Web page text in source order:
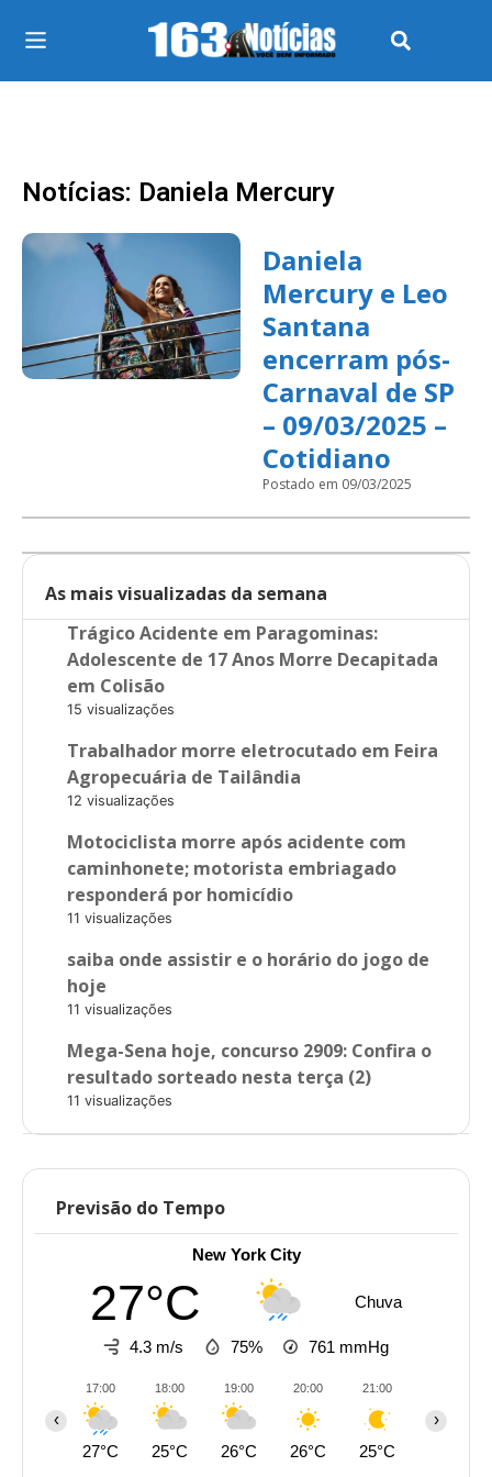
Notícias: Daniela Mercury
Daniela
Mercury e Leo
Santana
encerram pós-
Carnaval de SP
– 09/03/2025 –
Cotidiano
Postado em 09/03/2025
As mais visualizadas da semana
Trágico Acidente em Paragominas:
Adolescente de 17 Anos Morre Decapitada
em Colisão
15 visualizações
Trabalhador morre eletrocutado em Feira
Agropecuária de Tailândia
12 visualizações
Motociclista morre após acidente com
caminhonete; motorista embriagado
responderá por homicídio
11 visualizações
saiba onde assistir e o horário do jogo de
hoje
11 visualizações
Mega-Sena hoje, concurso 2909: Confira o
resultado sorteado nesta terça (2)
11 visualizações
Previsão do Tempo
New York City
27°C Chuva
4.3 m/s 75% 761 mmHg
17:00
27°C
18:00
25°C
19:00
26°C
20:00
26°C
21:00
25°C
‹ ›